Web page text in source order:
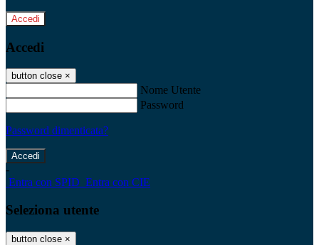
Accedi
Accedi
button close ×
Nome Utente
Password
Password dimenticata?
-
Entra con SPID Entra con CIE
Seleziona utente
button close ×